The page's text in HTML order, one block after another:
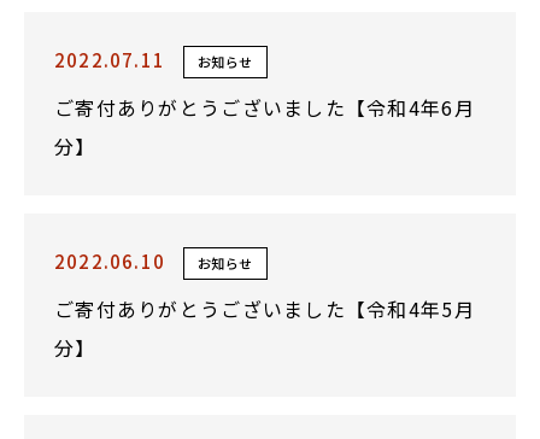
2022.07.11 お知らせ
ご寄付ありがとうございました【令和4年6月
分】
2022.06.10 お知らせ
ご寄付ありがとうございました【令和4年5月
分】